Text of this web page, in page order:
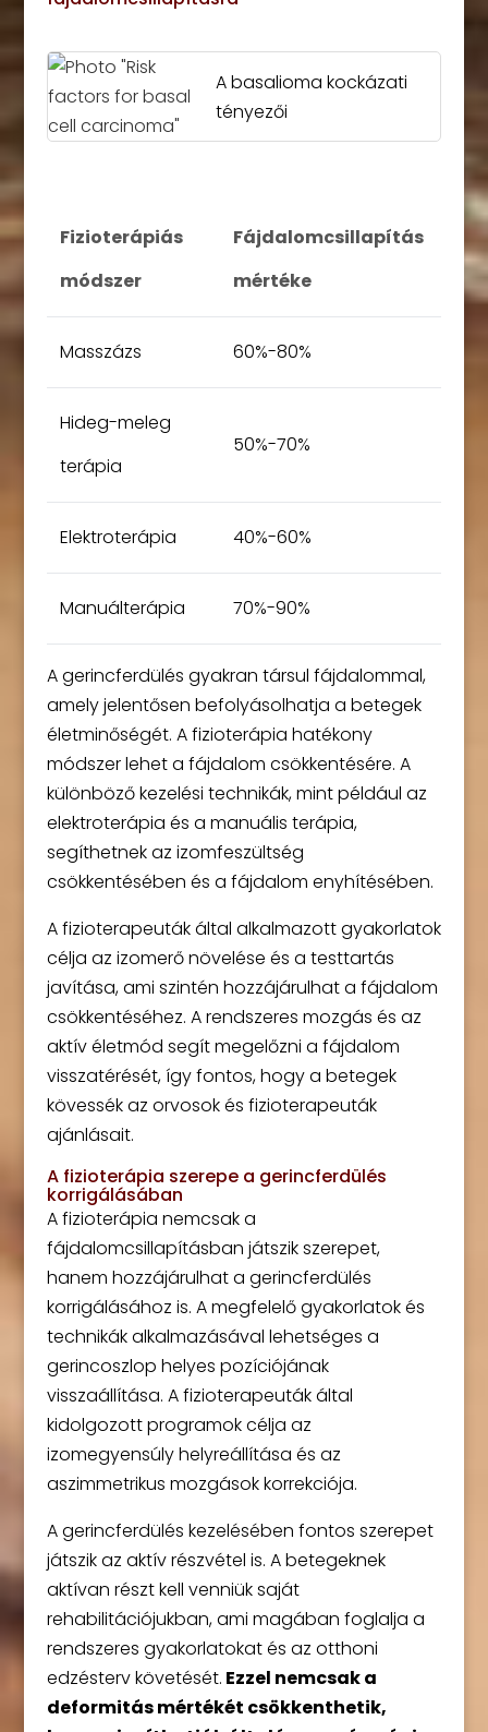
A basalioma kockázati
tényezői
Fizioterápiás
módszer
Fájdalomcsillapítás
mértéke
Masszázs 60%-80%
Hideg-meleg
terápia
50%-70%
Elektroterápia 40%-60%
Manuálterápia 70%-90%
A gerincferdülés gyakran társul fájdalommal,
amely jelentősen befolyásolhatja a betegek
életminőségét. A fizioterápia hatékony
módszer lehet a fájdalom csökkentésére. A
különböző kezelési technikák, mint például az
elektroterápia és a manuális terápia,
segíthetnek az izomfeszültség
csökkentésében és a fájdalom enyhítésében.
A fizioterapeuták által alkalmazott gyakorlatok
célja az izomerő növelése és a testtartás
javítása, ami szintén hozzájárulhat a fájdalom
csökkentéséhez. A rendszeres mozgás és az
aktív életmód segít megelőzni a fájdalom
visszatérését, így fontos, hogy a betegek
kövessék az orvosok és fizioterapeuták
ajánlásait.
A fizioterápia szerepe a gerincferdülés
korrigálásában
A fizioterápia nemcsak a
fájdalomcsillapításban játszik szerepet,
hanem hozzájárulhat a gerincferdülés
korrigálásához is. A megfelelő gyakorlatok és
technikák alkalmazásával lehetséges a
gerincoszlop helyes pozíciójának
visszaállítása. A fizioterapeuták által
kidolgozott programok célja az
izomegyensúly helyreállítása és az
aszimmetrikus mozgások korrekciója.
A gerincferdülés kezelésében fontos szerepet
játszik az aktív részvétel is. A betegeknek
aktívan részt kell venniük saját
rehabilitációjukban, ami magában foglalja a
rendszeres gyakorlatokat és az otthoni
edzésterv követését. Ezzel nemcsak a
deformitás mértékét csökkenthetik,